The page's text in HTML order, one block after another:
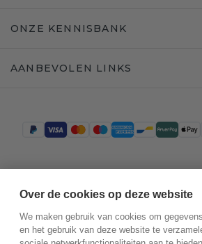
ONZE KENNISBANK
AANBEVOLEN LINKS
Over de cookies op deze website
We maken gebruik van cookies om
en het gebruik van deze website te